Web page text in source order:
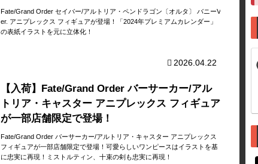
Fate/Grand Order セイバー/アルトリア・ペンドラゴン〔オルタ〕 バニーV
er. アニプレックス フィギュアが登場！「2024年プレミアムカレンダー」
の表紙イラストを元に立体化！
2026.04.22
【入荷】Fate/Grand Order バーサーカー/アル
トリア・キャスター アニプレックス フィギュア
が一部店舗限定で登場！
Fate/Grand Order バーサーカー/アルトリア・キャスター アニプレックス
フィギュアが一部店舗限定で登場！可愛らしいワンピースはイラストを基
に忠実に再現！ミストルティン、十束の剣も忠実に再現！